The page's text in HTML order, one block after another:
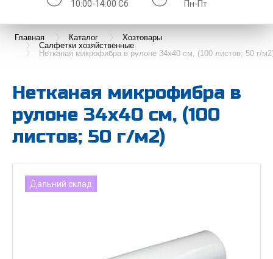
10:00-14:00 Сб
Пн-Пт
Главная Каталог
Хозтовары
Салфетки хозяйственные
Нетканая микрофибра в рулоне 34х40 см, (100 листов; 50 г/
Нетканая микрофибра в
рулоне 34х40 см, (100
листов; 50 г/м2)
Дальний склад